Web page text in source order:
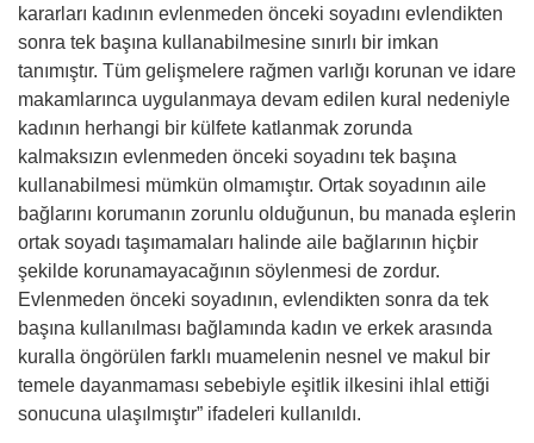
kararları kadının evlenmeden önceki soyadını evlendikten
sonra tek başına kullanabilmesine sınırlı bir imkan
tanımıştır. Tüm gelişmelere rağmen varlığı korunan ve idare
makamlarınca uygulanmaya devam edilen kural nedeniyle
kadının herhangi bir külfete katlanmak zorunda
kalmaksızın evlenmeden önceki soyadını tek başına
kullanabilmesi mümkün olmamıştır. Ortak soyadının aile
bağlarını korumanın zorunlu olduğunun, bu manada eşlerin
ortak soyadı taşımamaları halinde aile bağlarının hiçbir
şekilde korunamayacağının söylenmesi de zordur.
Evlenmeden önceki soyadının, evlendikten sonra da tek
başına kullanılması bağlamında kadın ve erkek arasında
kuralla öngörülen farklı muamelenin nesnel ve makul bir
temele dayanmaması sebebiyle eşitlik ilkesini ihlal ettiği
sonucuna ulaşılmıştır” ifadeleri kullanıldı.